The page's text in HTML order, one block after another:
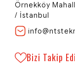
öğrenebilir
Örnekköy
/ İstanbul
Bizi Takip